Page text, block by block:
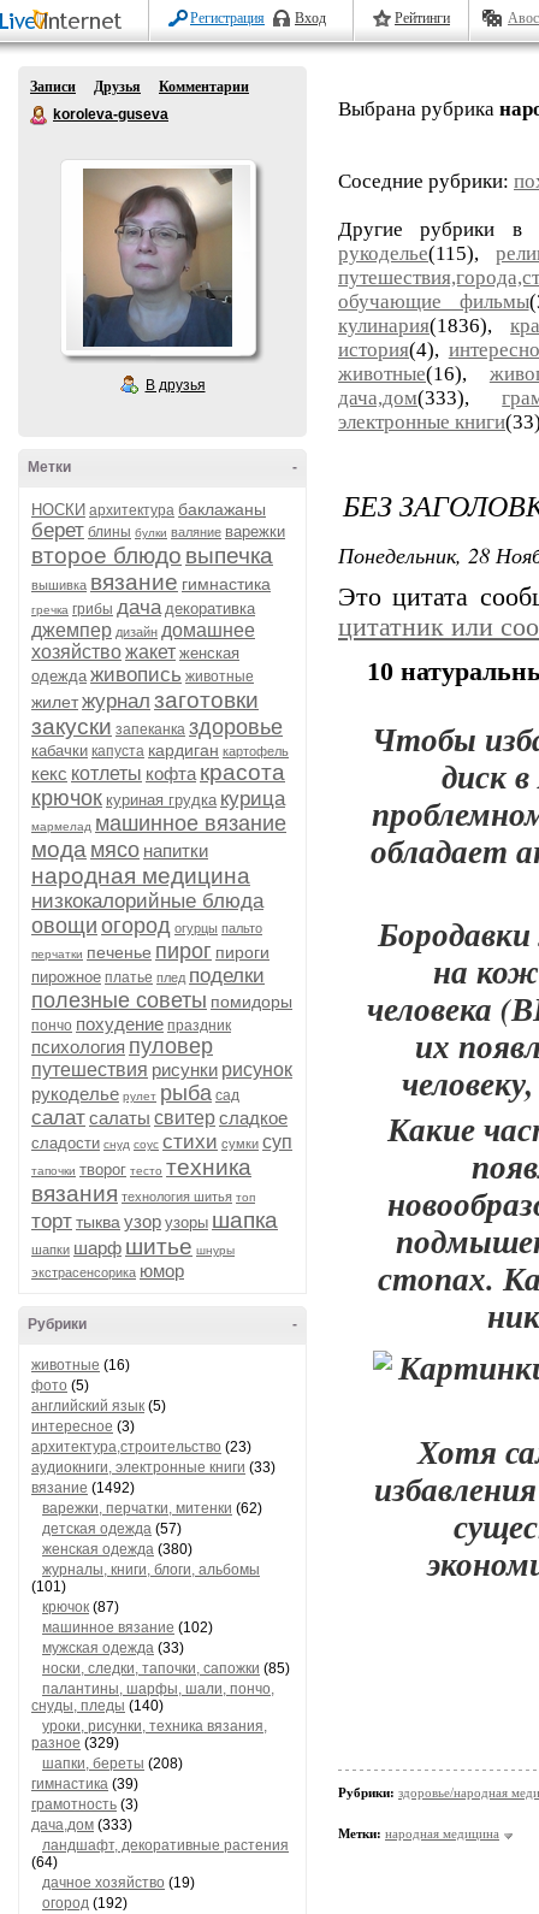
Регистрация Вход Рейтинги
Записи Друзья
Комментарии
koroleva-guseva
В друзья
-
Метки
НОСКИ архитектура баклажаны
берет блины булки валяние варежки
второе блюдо выпечка
вышивка вязание гимнастика
гречка грибы дача декоративка
джемпер дизайн домашнее
хозяйствожакет женская
одежда живопись животные
жилетжурнал заготовки
закуски запеканка здоровье
кабачки капуста кардиган картофель
кекс котлеты кофта красота
крючок куриная грудка курица
мармелад машинное вязание
мода мясо напитки
народная медицина
низкокалорийные блюда
овощи огород огурцы пальто
перчатки печенье пирог пироги
пирожное платье плед поделки
полезные советы помидоры
пончо похудение праздник
психология пуловер
путешествия рисунки рисунок
рукоделье рулет рыба сад
салатсалаты свитерсладкое
сладости снуд соус стихи сумки суп
тапочки творог тесто техника
вязания технология шитья топ
торттыква узор узоры шапка
шапки шарф шитье шнуры
экстрасенсорика юмор
-
Рубрики
животные (16)
фото (5)
английский язык (5)
интересное (3)
архитектура,строительство (23)
аудиокниги, электронные книги (33)
вязание (1492)
варежки, перчатки, митенки (62)
детская одежда (57)
женская одежда (380)
журналы, книги, блоги, альбомы
(101)
крючок (87)
машинное вязание (102)
мужская одежда (33)
носки, следки, тапочки, сапожки (85)
палантины, шарфы, шали, пончо,
снуды, пледы (140)
уроки, рисунки, техника вязания,
разное (329)
шапки, береты (208)
гимнастика (39)
грамотность (3)
дача,дом (333)
ландшафт, декоративные растения
(64)
дачное хозяйство (19)
огород (192)
Выбрана рубрика
Соседние рубрики:
Другие рубрики в
рукоделье(115),
обучающие фильмы
кулинария(1836),
история(4),
животные(16),
дача,дом(333),
электронные книги
БЕЗ
Понедельник, 28
Это цитата
цитатник или
10
Чтобы
диск
обладает
на
человека
их
Какие
стопах.
Хотя
Рубрики: здоровье/народная
Метки: народная медицина